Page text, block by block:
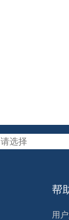
请选择
帮
用